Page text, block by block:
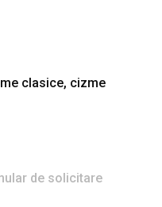
clasice, cizme
de solicitare